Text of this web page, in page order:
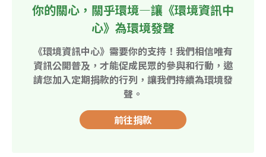
你的關心，關乎環境—讓《環境資訊中
心》為環境發聲
《環境資訊中心》需要你的支持！我們相信唯有
資訊公開普及，才能促成民眾的參與和行動，邀
請您加入定期捐款的行列，讓我們持續為環境發
聲。
前往捐款